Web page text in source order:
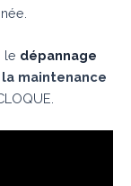
le dépannage
la maintenance